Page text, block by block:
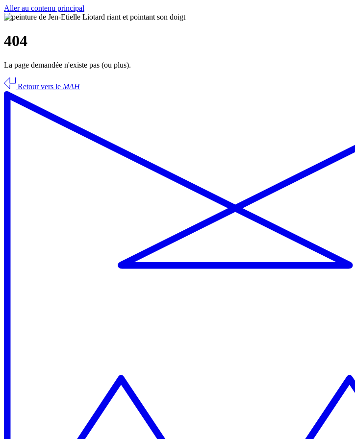
Aller au contenu principal
404
La page demandée n'existe pas (ou plus).
Retour vers le MAH